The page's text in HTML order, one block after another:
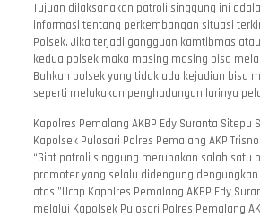
Tujuan dilaksanakan patroli singgung ini
informasi tentang perkembangan situasi
Polsek. Jika terjadi gangguan kamtibmas
kedua polsek maka masing masing bisa
Bahkan polsek yang tidak ada kejadian bisa
seperti melakukan penghadangan larinya
Kapolres Pemalang AKBP Edy Suranta Sitepu
Kapolsek Pulosari Polres Pemalang AKP
“Giat patroli singgung merupakan salah satu
promoter yang selalu didengung
atas.”Ucap Kapolres Pemalang AKBP Edy
melalui Kapolsek Pulosari Polres Pemalang